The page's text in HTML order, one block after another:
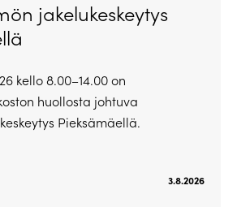
jakelukeskeytys
kello 8.00–14.00 on
huollosta johtuva
Pieksämäellä.
3.8.2026